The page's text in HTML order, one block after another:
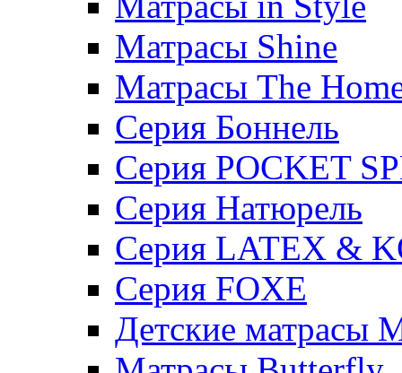
Матрасы Shine
Матрасы The
Серия Боннель
Серия POCKET
Серия Натюрель
Серия LATEX &
Серия FOXE
Детские матрасы